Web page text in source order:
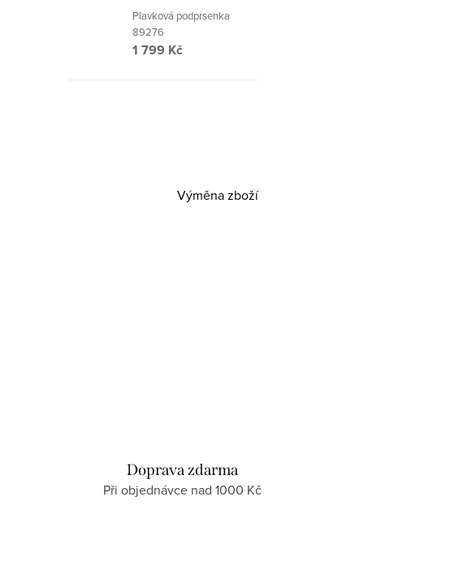
Plavková podprsenka
89276
1 799 Kč
Výměna zboží
Doprava zdarma
Při objednávce nad 1000 Kč